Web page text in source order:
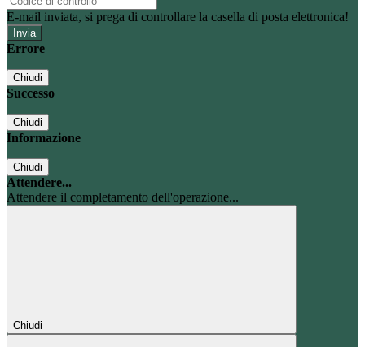
E-mail inviata, si prega di controllare la casella di posta elettronica!
Errore
Chiudi
Successo
Chiudi
Informazione
Chiudi
Attendere...
Attendere il completamento dell'operazione...
Chiudi